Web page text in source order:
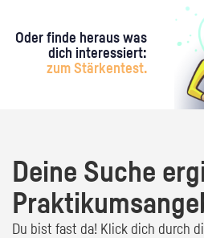
Oder finde heraus was
dich interessiert:
zum Stärkentest.
Deine Suche
Du bist fast da! Klick dich durch